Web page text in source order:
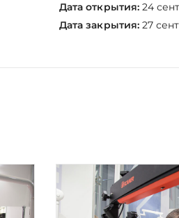
Дата открытия:24
Дата закрытия:27